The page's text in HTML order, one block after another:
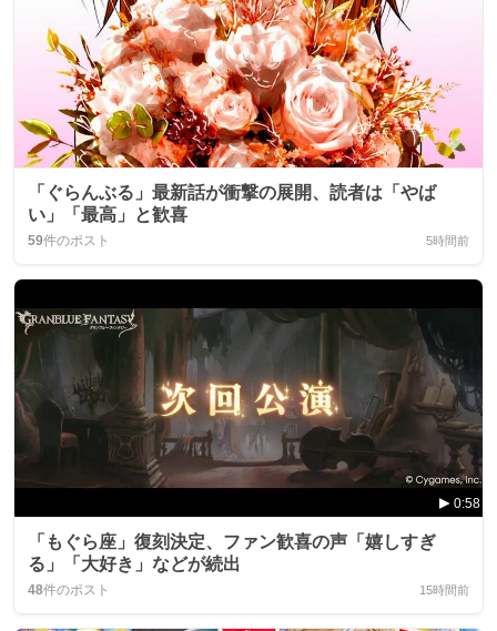
「ぐらんぶる」最新話が衝撃の展開、読者は「やば
い」「最高」と歓喜
59件のポスト 5時間前
0:58
「もぐら座」復刻決定、ファン歓喜の声「嬉しすぎ
る」「大好き」などが続出
48件のポスト 15時間前